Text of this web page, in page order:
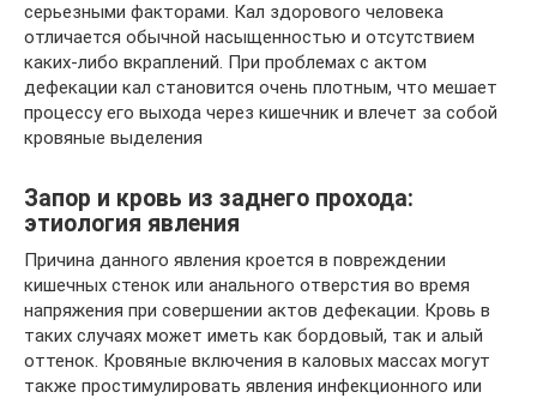
серьезными факторами. Кал здорового человека
отличается обычной насыщенностью и отсутствием
каких-либо вкраплений. При проблемах с актом
дефекации кал становится очень плотным, что мешает
процессу его выхода через кишечник и влечет за собой
кровяные выделения
Запор и кровь из заднего прохода:
этиология явления
Причина данного явления кроется в повреждении
кишечных стенок или анального отверстия во время
напряжения при совершении актов дефекации. Кровь в
таких случаях может иметь как бордовый, так и алый
оттенок. Кровяные включения в каловых массах могут
также простимулировать явления инфекционного или